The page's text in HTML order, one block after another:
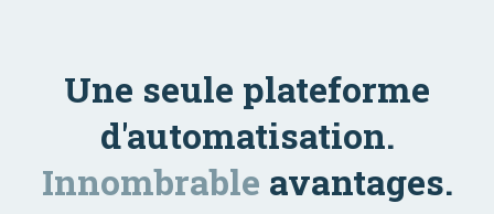
Une seule plateforme
d'automatisation.
Innombrable avantages.